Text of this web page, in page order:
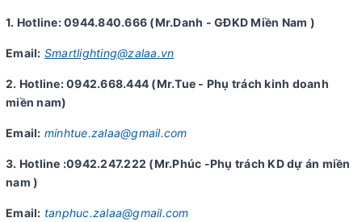
1. Hotline: 0944.840.666 (Mr.Danh - GĐKD Miền Nam )
Email: Smartlighting@zalaa.vn
2. Hotline: 0942.668.444 (Mr.Tue - Phụ trách kinh doanh
miền nam)
Email: minhtue.zalaa@gmail.com
3. Hotline :0942.247.222 (Mr.Phúc -Phụ trách KD dự án miền
nam )
Email: tanphuc.zalaa@gmail.com